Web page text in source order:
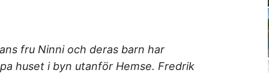
fru Ninni och deras barn har
huset i byn utanför Hemse. Fredrik